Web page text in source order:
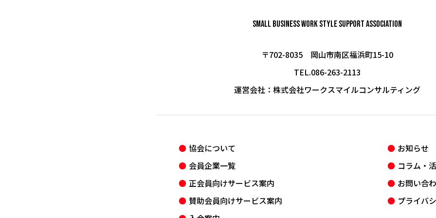
Small Business Work StyleSupport Association
〒702-8035 岡山市南区福浜町15-10
TEL.086-263-2113
運営会社： 株式会社ワークスマイルコンサルティング
協会について
会員企業一覧
正会員向けサービス案内
賛助会員向けサービス案内
お知らせ
コラム・
お問い合
プライバ